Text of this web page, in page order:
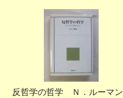
反哲学の哲学 Ｎ．ルーマン